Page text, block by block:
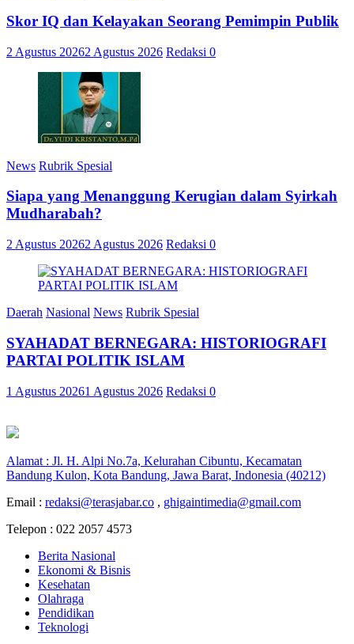
Skor IQ dan Kelayakan Seorang Pemimpin Publik
2 Agustus 20262 Agustus 2026 Redaksi 0
News Rubrik Spesial
Siapa yang Menanggung Kerugian dalam Syirkah
Mudharabah?
2 Agustus 20262 Agustus 2026 Redaksi 0
Daerah Nasional News Rubrik Spesial
SYAHADAT BERNEGARA: HISTORIOGRAFI
PARTAI POLITIK ISLAM
1 Agustus 20261 Agustus 2026 Redaksi 0
Alamat : Jl. H. Alpi No.7a, Kelurahan Cibuntu, Kecamatan
Bandung Kulon, Kota Bandung, Jawa Barat, Indonesia (40212)
Email : redaksi@terasjabar.co , ghigaintimedia@gmail.com
Telepon : 022 2057 4573
Berita Nasional
Ekonomi & Bisnis
Kesehatan
Olahraga
Pendidikan
Teknologi